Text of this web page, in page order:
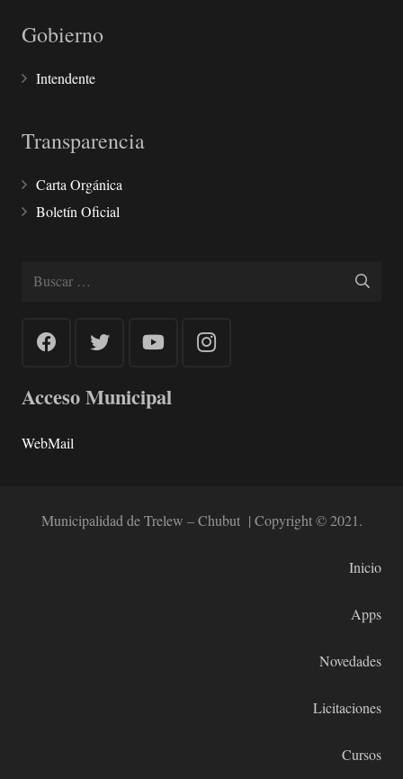
Gobierno
Intendente
Transparencia
Carta Orgánica
Boletín Oficial
Buscar:
Acceso Municipal
WebMail
Municipalidad de Trelew – Chubut | Copyright © 2021.
Inicio
Apps
Novedades
Licitaciones
Cursos